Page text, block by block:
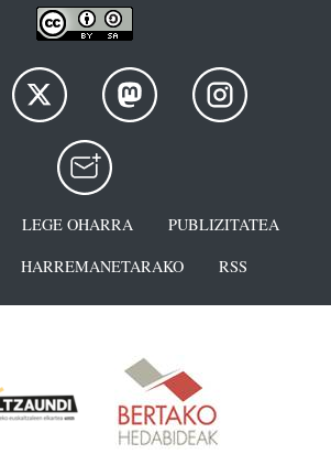
LEGE OHARRA
PUBLIZITATEA
HARREMANETARAKO RSS